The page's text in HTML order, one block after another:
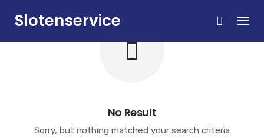
Slotenservice
No Result
Sorry, but nothing matched your search criteria